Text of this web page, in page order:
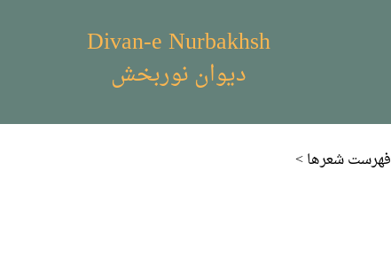
Divan-e Nurbakhsh
دیوان نوربخش
< فهرست شعر‌ها